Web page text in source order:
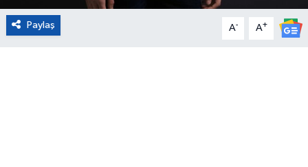
Paylaş A- A+
Kültür ve Sanat